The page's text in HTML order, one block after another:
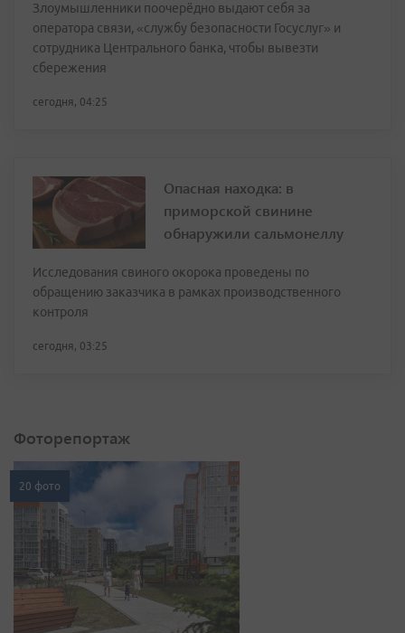
Злоумышленники поочерёдно выдают себя за
оператора связи, «службу безопасности Госуслуг» и
сотрудника Центрального банка, чтобы вывезти
сбережения
сегодня, 04:25
Опасная находка: в
приморской свинине
обнаружили сальмонеллу
Исследования свиного окорока проведены по
обращению заказчика в рамках производственного
контроля
сегодня, 03:25
Фоторепортаж
20 фото